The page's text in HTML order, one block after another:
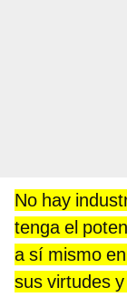
No hay
tenga el
a sí mismo
sus virtudes